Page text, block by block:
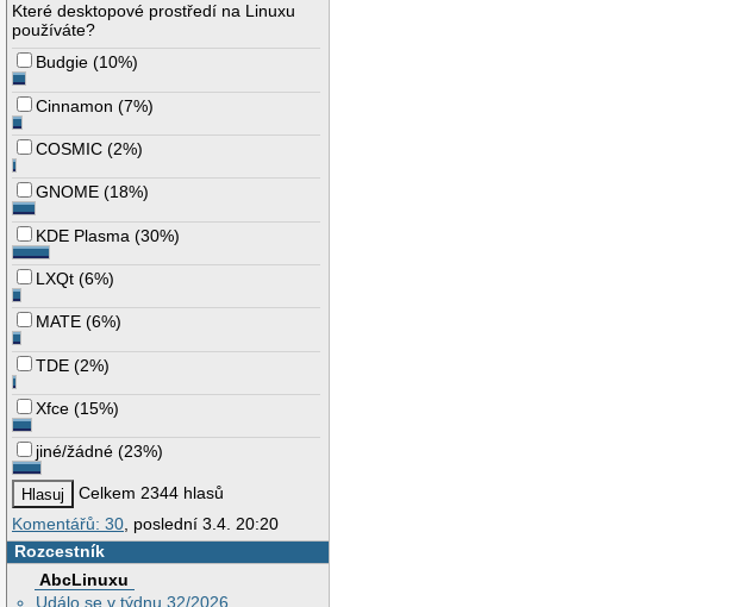
Které desktopové prostředí na Linuxu
používáte?
Budgie (10%)
Cinnamon (7%)
COSMIC (2%)
GNOME (18%)
KDE Plasma (30%)
LXQt (6%)
MATE (6%)
TDE (2%)
Xfce (15%)
jiné/žádné (23%)
Celkem 2344 hlasů
Komentářů: 30 , poslední 3.4. 20:20
Rozcestník
AbcLinuxu
Událo se v týdnu 32/2026